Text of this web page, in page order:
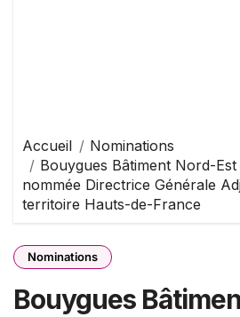
Accueil
Nominations
Bouygues Bâtiment Nord-
nommée Directrice Générale
territoire Hauts-de-France
Nominations
Bouygues